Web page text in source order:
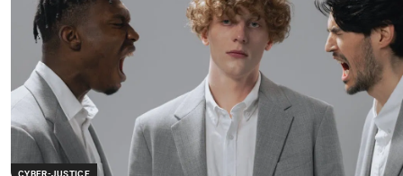
CYBER-JUSTICE